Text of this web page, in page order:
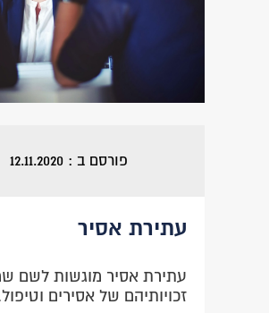
פורסם ב : 12.11.2020
עתירת אסיר
עתירת אסיר מוגשות לשם
זכויותיהם של אסירים